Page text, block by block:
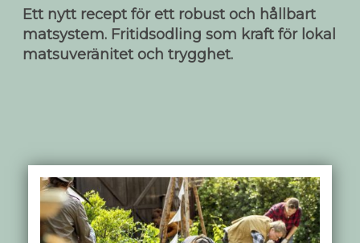
Ett nytt recept för ett robust och hållbart
matsystem. Fritidsodling som kraft för lokal
matsuveränitet och trygghet.